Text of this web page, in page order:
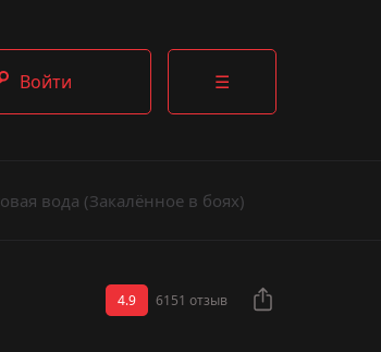
☰
Войти
вода (Закалённое в боях)
4.9 6151 отзыв